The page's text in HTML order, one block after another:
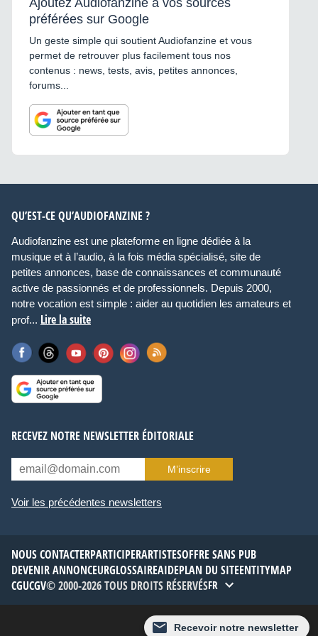
Recevoir notre newsletter
Ajoutez Audiofanzine à vos sources
préférées sur Google
Un geste simple qui soutient Audiofanzine et vous
permet de retrouver plus facilement tous nos
contenus : news, tests, avis, petites annonces,
forums...
QU’EST-CE QU’AUDIOFANZINE ?
Audiofanzine est une plateforme en ligne dédiée à la
musique et à l’audio, à la fois média spécialisé, site de
petites annonces, base de connaissances et communauté
active de passionnés et de professionnels. Depuis 2000,
notre vocation est simple : aider au quotidien les amateurs et
prof... Lire la suite
RECEVEZ NOTRE NEWSLETTER ÉDITORIALE
M’inscrire
Voir les précédentes newsletters
NOUS CONTACTERPARTICIPERARTISTESOFFRE SANS PUB
DEVENIR ANNONCEURGLOSSAIREAIDEPLAN DU SITEENTITYMAP
CGUCGV© 2000-2026 TOUS DROITS RÉSERVÉSFR
Thème : Défaut